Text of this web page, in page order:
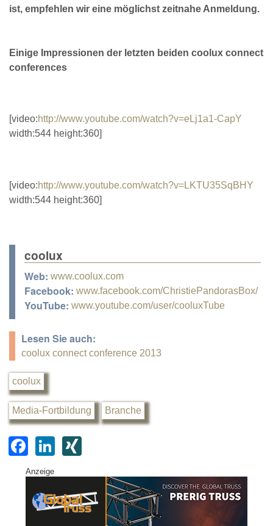
ist, empfehlen wir eine möglichst zeitnahe Anmeldung.
Einige Impressionen der letzten beiden coolux connect
conferences
[video:http://www.youtube.com/watch?v=eLj1a1-CapY
width:544 height:360]
[video:http://www.youtube.com/watch?v=LKTU35SqBHY
width:544 height:360]
coolux
Web: www.coolux.com
Facebook: www.facebook.com/ChristiePandorasBox/
YouTube: www.youtube.com/user/cooluxTube
Lesen Sie auch:
coolux connect conference 2013
coolux
Media-Fortbildung Branche
F
a
c
e
Li
k
e
G
Anzeige